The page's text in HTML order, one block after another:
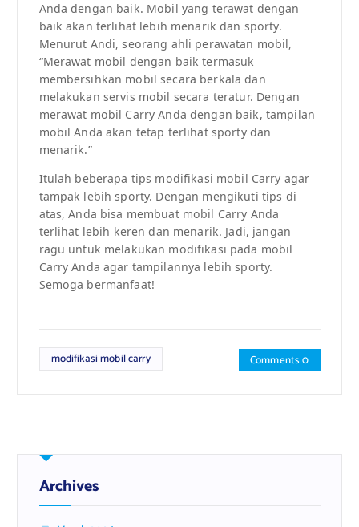
Anda dengan baik. Mobil yang terawat dengan
baik akan terlihat lebih menarik dan sporty.
Menurut Andi, seorang ahli perawatan mobil,
“Merawat mobil dengan baik termasuk
membersihkan mobil secara berkala dan
melakukan servis mobil secara teratur. Dengan
merawat mobil Carry Anda dengan baik, tampilan
mobil Anda akan tetap terlihat sporty dan
menarik.”
Itulah beberapa tips modifikasi mobil Carry agar
tampak lebih sporty. Dengan mengikuti tips di
atas, Anda bisa membuat mobil Carry Anda
terlihat lebih keren dan menarik. Jadi, jangan
ragu untuk melakukan modifikasi pada mobil
Carry Anda agar tampilannya lebih sporty.
Semoga bermanfaat!
modifikasi mobil carry Comments 0
Archives